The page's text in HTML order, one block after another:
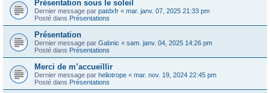
Présentation sous le soleil
Dernier message par patdxfr « mar. janv. 07, 2025 21:33 pm
Posté dans Présentations
Présentation
Dernier message par Gabnic « sam. janv. 04, 2025 14:26 pm
Posté dans Présentations
Merci de m’accueillir
Dernier message par heliotrope « mar. nov. 19, 2024 22:45 pm
Posté dans Présentations